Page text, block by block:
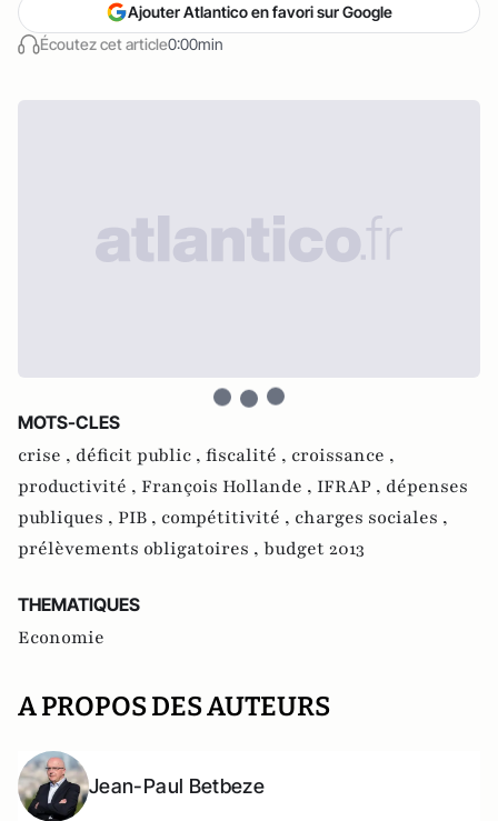
Écoutez cet article0:00min
Ajouter Atlantico en favori sur Google
MOTS-CLES
crise , déficit public , fiscalité , croissance ,
productivité , François Hollande , IFRAP , dépenses
publiques , PIB , compétitivité , charges sociales ,
prélèvements obligatoires , budget 2013
THEMATIQUES
Economie
A PROPOS DES AUTEURS
Jean-Paul Betbeze